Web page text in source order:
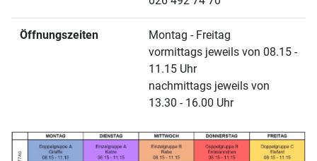
Öffnungszeiten
Montag - Freitag
vormittags jeweils von 08.15 -
11.15 Uhr
nachmittags jeweils von
13.30 - 16.00 Uhr